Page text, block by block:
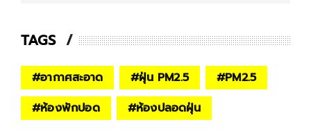
TAGS
#อากาศสะอาด #ฝุ่น PM2.5 #PM2.5
#ห้องพักปอด #ห้องปลอดฝุ่น